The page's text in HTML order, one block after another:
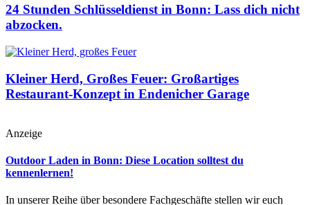
24 Stunden Schlüsseldienst in Bonn: Lass dich nicht
abzocken.
Kleiner Herd, Großes Feuer: Großartiges
Restaurant-Konzept in Endenicher Garage
Anzeige
Outdoor Laden in Bonn: Diese Location solltest du
kennenlernen!
In unserer Reihe über besondere Fachgeschäfte stellen wir euch